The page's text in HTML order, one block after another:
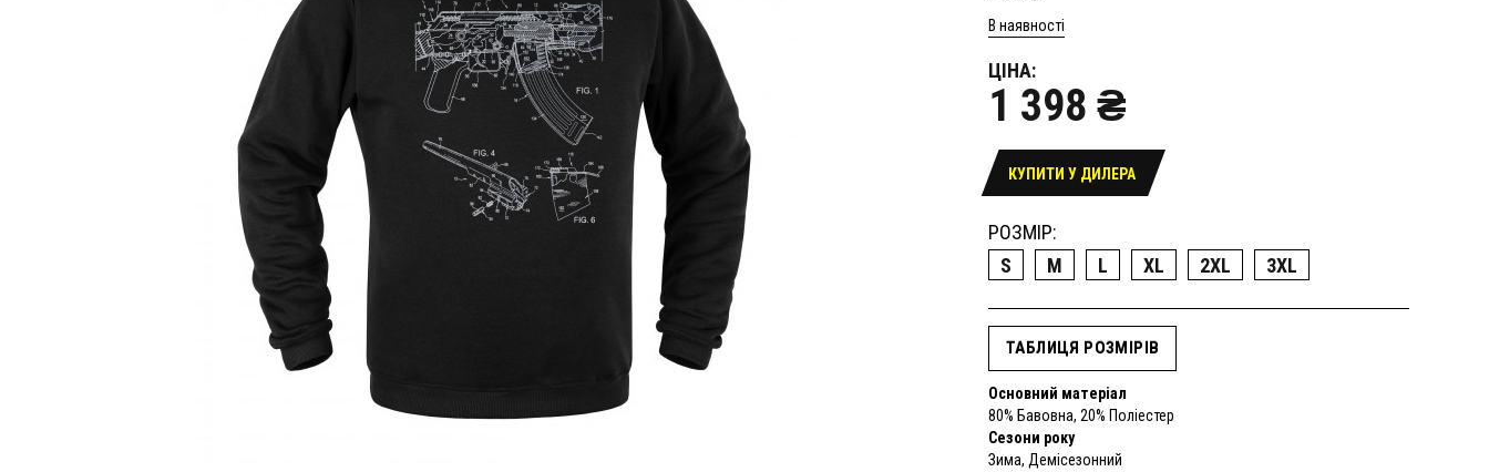
В наявності
ЦІНА:
1 398 ₴
КУПИТИ У ДИЛЕРА
РОЗМІР:
S
M L XL 2XL 3XL
ТАБЛИЦЯ РОЗМІРІВ
Основний матеріал
80% Бавовна, 20% Поліестер
Сезони року
Зима, Демісезонний